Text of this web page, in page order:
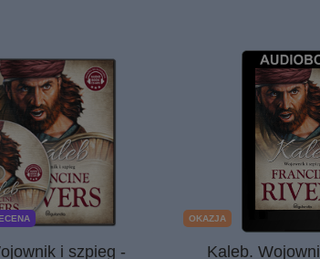
i szpieg -
OKAZJA
Kaleb.